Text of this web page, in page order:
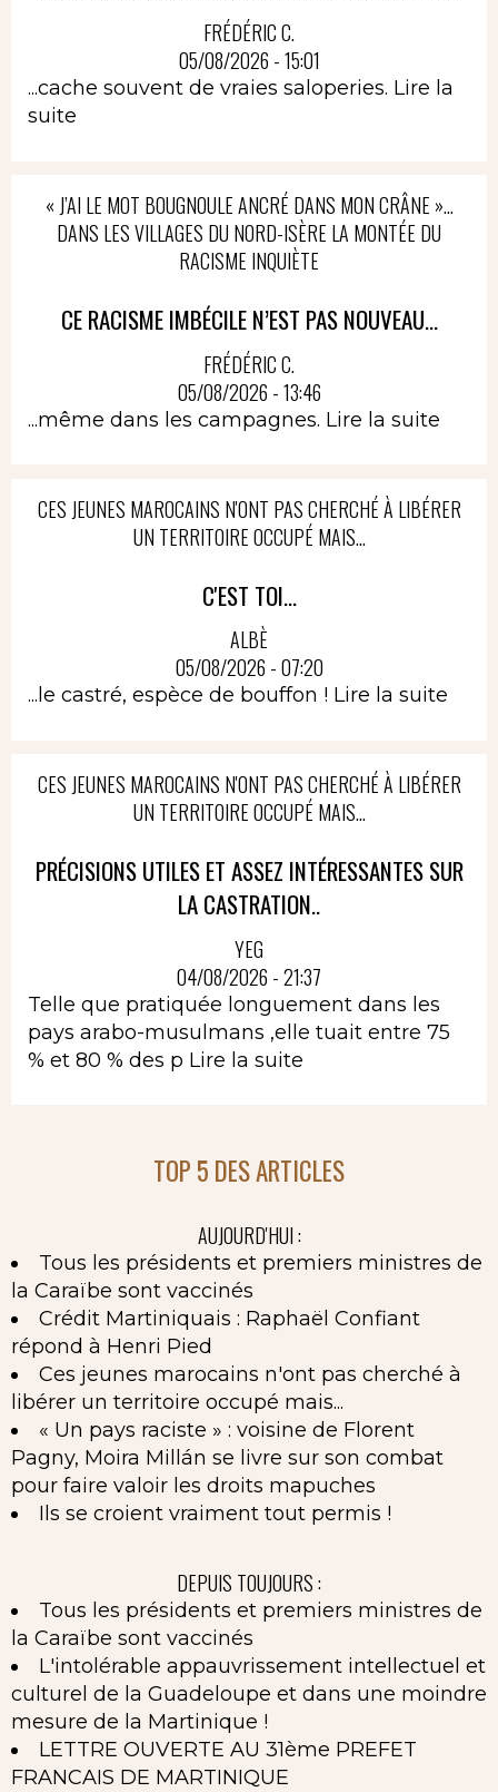
FRÉDÉRIC C.
05/08/2026 - 15:01
...cache souvent de vraies saloperies. Lire la
suite
« J’AI LE MOT BOUGNOULE ANCRÉ DANS MON CRÂNE »…
DANS LES VILLAGES DU NORD-ISÈRE LA MONTÉE DU
RACISME INQUIÈTE
CE RACISME IMBÉCILE N’EST PAS NOUVEAU...
FRÉDÉRIC C.
05/08/2026 - 13:46
...même dans les campagnes. Lire la suite
CES JEUNES MAROCAINS N'ONT PAS CHERCHÉ À LIBÉRER
UN TERRITOIRE OCCUPÉ MAIS...
C'EST TOI...
ALBÈ
05/08/2026 - 07:20
...le castré, espèce de bouffon ! Lire la suite
CES JEUNES MAROCAINS N'ONT PAS CHERCHÉ À LIBÉRER
UN TERRITOIRE OCCUPÉ MAIS...
PRÉCISIONS UTILES ET ASSEZ INTÉRESSANTES SUR
LA CASTRATION..
YEG
04/08/2026 - 21:37
Telle que pratiquée longuement dans les
pays arabo-musulmans ,elle tuait entre 75
% et 80 % des p Lire la suite
TOP 5 DES ARTICLES
AUJOURD'HUI :
Tous les présidents et premiers ministres de
la Caraïbe sont vaccinés
Crédit Martiniquais : Raphaël Confiant
répond à Henri Pied
Ces jeunes marocains n'ont pas cherché à
libérer un territoire occupé mais...
« Un pays raciste » : voisine de Florent
Pagny, Moira Millán se livre sur son combat
pour faire valoir les droits mapuches
Ils se croient vraiment tout permis !
DEPUIS TOUJOURS :
Tous les présidents et premiers ministres de
la Caraïbe sont vaccinés
L'intolérable appauvrissement intellectuel et
culturel de la Guadeloupe et dans une moindre
mesure de la Martinique !
LETTRE OUVERTE AU 31ème PREFET
FRANCAIS DE MARTINIQUE